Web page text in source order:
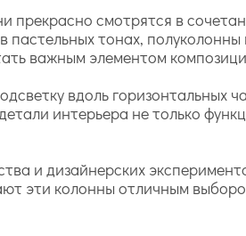
смотрятся в
тонах,
важным элементом
вдоль горизонтальных
интерьера не только
и дизайнерских
эти колонны отличным